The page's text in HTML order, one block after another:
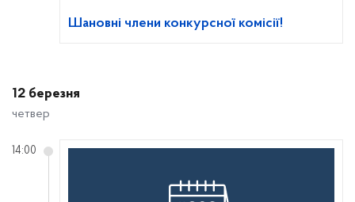
Шановні члени конкурсної комісії!
12 березня
четвер
14:00